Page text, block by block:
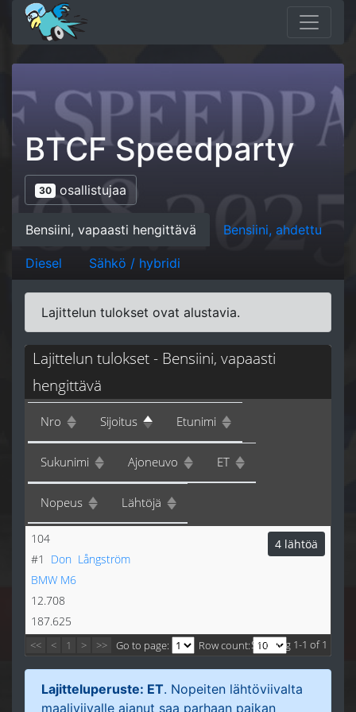
BTCF Speedparty
30 osallistujaa
Bensiini, vapaasti hengittävä Bensiini, ahdettu
Diesel Sähkö / hybridi
Lajittelun tulokset ovat alustavia.
Lajittelun tulokset - Bensiini, vapaasti
hengittävä
Nro Sijoitus Etunimi
Sukunimi Ajoneuvo ET
Nopeus Lähtöjä
104
#1
Don Långström
BMW M6
12.708
187.625
4 lähtöä
<< < 1 > >> Go to page: Row count:Showing 1-1 of 1
Lajitteluperuste: ET. Nopeiten lähtöviivalta
maaliviivalle ajanut saa parhaan paikan